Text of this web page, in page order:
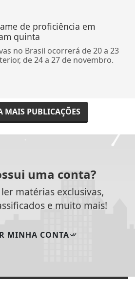
de proficiência em
quinta
no Brasil ocorrerá de 20 a 23
de 24 a 27 de novembro.
MAIS PUBLICAÇÕES
uma conta?
matérias exclusivas,
e muito mais!
MINHA CONTA